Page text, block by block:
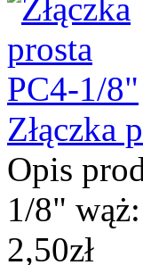
Złączka
Opis
1/8"
2,50zł